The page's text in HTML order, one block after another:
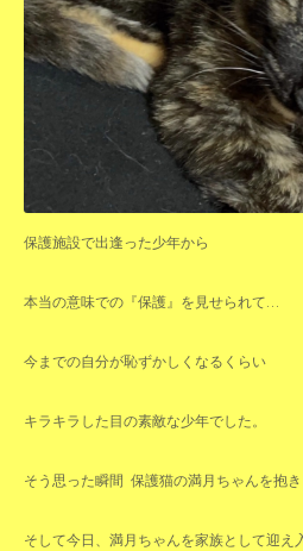
保護施設で出逢った少年から
本当の意味での『保護』を見せられて…
今までの自分が恥ずかしくなるくらい
キラキラした目の素敵な少年でした。
そう思った瞬間 保護猫の満月ちゃんを抱き
そして今日、満月ちゃんを家族として迎え